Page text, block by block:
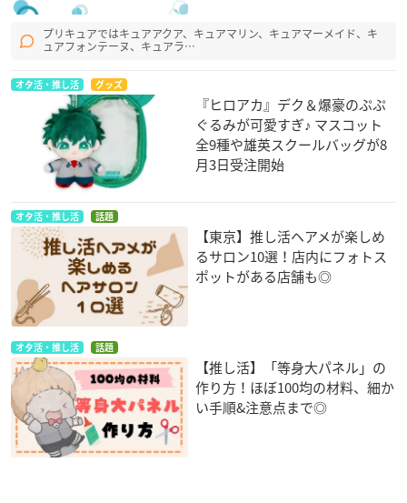
プリキュアではキュアアクア、キュアマリン、キュアマーメイド、キ
ュアフォンテーヌ、キュアラ…
オタ活・推し活 グッズ
『ヒロアカ』デク＆爆豪のぷぷ
ぐるみが可愛すぎ♪ マスコット
全9種や雄英スクールバッグが8
月3日受注開始
オタ活・推し活 話題
【東京】推し活ヘアメが楽しめ
るサロン10選！店内にフォトス
ポットがある店舗も◎
オタ活・推し活 話題
【推し活】「等身大パネル」の
作り方！ほぼ100均の材料、細か
い手順&注意点まで◎